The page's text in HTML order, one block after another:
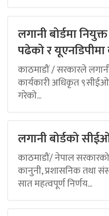
लगानी बोर्डमा
पढेको र
काठमाडौं / सरकारले
कार्यकारी अधिकृत
गरेको...
लगानी बोर्डको
काठमाडौं/ नेपाल
कानुनी, प्रशासनिक तथा
सात महत्वपूर्ण निर्णय...